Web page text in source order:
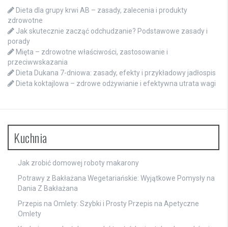
Dieta dla grupy krwi AB – zasady, zalecenia i produkty
zdrowotne
Jak skutecznie zacząć odchudzanie? Podstawowe zasady i
porady
Mięta – zdrowotne właściwości, zastosowanie i
przeciwwskazania
Dieta Dukana 7-dniowa: zasady, efekty i przykładowy jadłospis
Dieta koktajlowa – zdrowe odżywianie i efektywna utrata wagi
Kuchnia
Jak zrobić domowej roboty makarony
Potrawy z Bakłażana Wegetariańskie: Wyjątkowe Pomysły na
Dania Z Bakłażana
Przepis na Omlety: Szybki i Prosty Przepis na Apetyczne
Omlety